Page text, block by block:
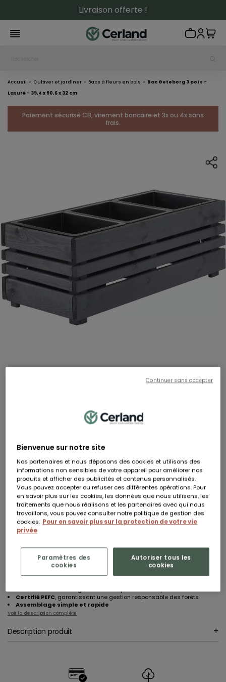
Livraison offerte !
Accueil Cultiver et jardiner Bacs à fleurs en bois
Bac Geteborg 3 pots -
Lasuré - 39,4 x 90,6 x 32 cm
Paiement sécurisé CB, virement bancaire et 3x ou 4x sans
frais.
Longueur
91 cm
79,90 €
Dont 0,36 € d'éco-participation
En stock - derniers articles restants
Livraison à domicile sous 5 jours ouvrés
AJOUTER AU PANIER
Vous êtes professionnel ?
Inscrivez-vous pour accéder à nos conditions préférentielles.
Pin sylvestre lasuré gris anthracite pour un style moderne et une
meilleure durabilité
Organisation optimale: chaque plante profite d’un espace adapté
Certifié PEFC, garantissant une gestion responsable des forêts
Assemblage simple et rapide
Voir la description complète
Description produit
Bienvenue sur notre site
Nos partenaires et nous déposons des cookies et utilisons des
informations non sensibles de votre appareil pour améliorer nos
produits et afficher des publicités et contenus personnalisés.
Vous pouvez accepter ou refuser ces différentes opérations. Pour
en savoir plus sur les cookies, les données que nous utilisons, les
traitements que nous réalisons et les partenaires avec qui nous
travaillons, vous pouvez consulter notre politique de gestion des
cookies. Pour en savoir plus sur la protection de votre vie
privée
Autoriser tous les
cookies
Paramètres des
cookies
Continuer sans accepter